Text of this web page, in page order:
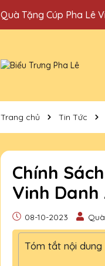
Quà Tặng Cúp Pha Lê
Địa chỉ bán cúp vinh
Trang chủ Tin Tức
Chính
Vinh Danh
08-10-2023
Tóm tắt nội dung